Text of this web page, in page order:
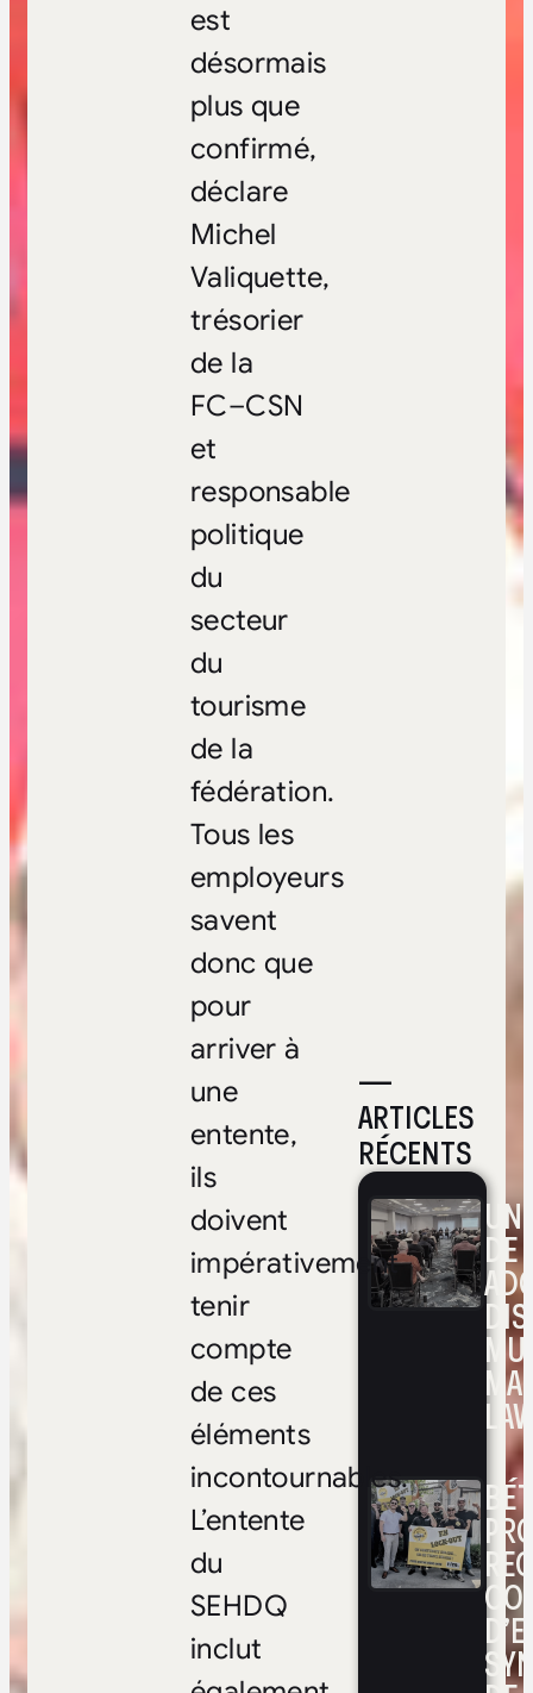
—
ARTICLES
RÉCENTS
DE
est
désormais
plus que
confirmé,
déclare
Michel
Valiquette,
trésorier
de la
FC–CSN
et
responsable
politique
du
secteur
du
tourisme
de la
fédération.
Tous les
employeurs
savent
donc que
pour
arriver à
une
entente,
ils
doivent
impérativement
tenir
compte
de ces
éléments
incontournables.
L’entente
du
SEHDQ
inclut